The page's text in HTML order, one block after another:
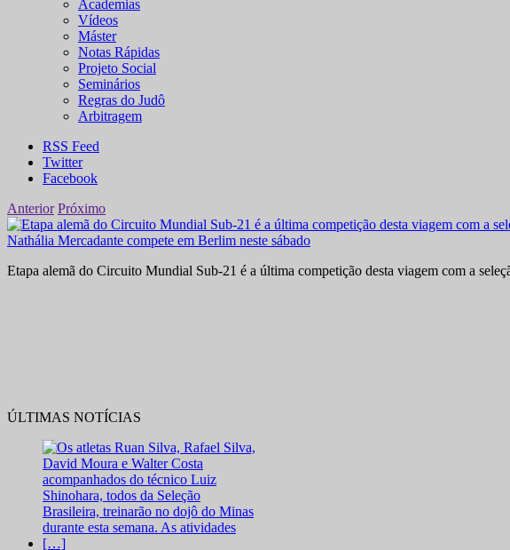
Academias
Vídeos
Máster
Notas Rápidas
Projeto Social
Seminários
Regras do Judô
Arbitragem
RSS Feed
Twitter
Facebook
Anterior Próximo
Nathália Mercadante compete em Berlim neste sábado
Etapa alemã do Circuito Mundial Sub-21 é a última competição desta viagem com a
ÚLTIMAS NOTÍCIAS